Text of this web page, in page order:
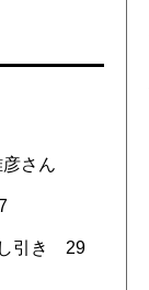
さん
し引き 29